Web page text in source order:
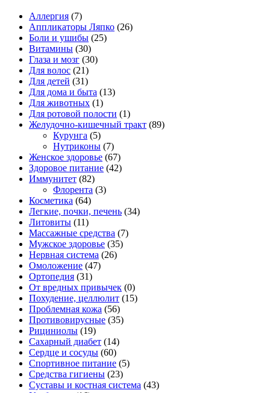
Аллергия (7)
Аппликаторы Ляпко (26)
Боли и ушибы (25)
Витамины (30)
Глаза и мозг (30)
Для волос (21)
Для детей (31)
Для дома и быта (13)
Для животных (1)
Для ротовой полости (1)
Желудочно-кишечный тракт (89)
Курунга (5)
Нутриконы (7)
Женское здоровье (67)
Здоровое питание (42)
Иммунитет (82)
Флорента (3)
Косметика (64)
Легкие, почки, печень (34)
Литовиты (11)
Массажные средства (7)
Мужское здоровье (35)
Нервная система (26)
Омоложение (47)
Ортопедия (31)
От вредных привычек (0)
Похудение, целлюлит (15)
Проблемная кожа (56)
Противовирусные (35)
Рициниолы (19)
Сахарный диабет (14)
Сердце и сосуды (60)
Спортивное питание (5)
Средства гигиены (23)
Суставы и костная система (43)